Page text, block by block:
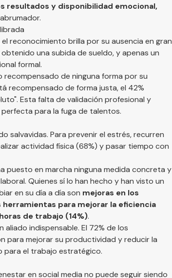
resultados y disponibilidad emocional,
reconocimiento brilla por su ausencia en gran
una subida de sueldo, y apenas un
formal.
recompensado de ninguna forma por su
recompensado de forma justa, el 42%
Esta falta de validación profesional y
para la fuga de talentos.
salvavidas. Para prevenir el estrés, recurren
actividad física (68%) y pasar tiempo con
puesto en marcha ninguna medida concreta y
Quienes sí lo han hecho y han visto un
en su día a día son mejoras en los
herramientas para mejorar la eficiencia
de trabajo (14%).
indispensable. El 72% de los
para mejorar su productividad y reducir la
para el trabajo estratégico.
en social media no puede seguir siendo